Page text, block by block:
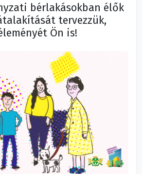
bérlakásokban élők
tervezzük,
Ön is!